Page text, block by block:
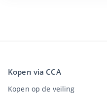
Kopen via CCA
Kopen op de veiling